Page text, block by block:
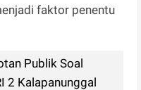
faktor penentu
Publik Soal
2 Kalapanunggal